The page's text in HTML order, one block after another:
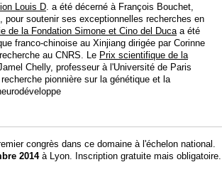
Louis D . a été décerné à François Bouchet,
pour soutenir ses exceptionnelles recherches en
de la Fondation Simone et Cino del Duca a été
franco-chinoise au Xinjiang dirigée par Corinne
au CNRS. Le Prix scientifique de la
Chelly, professeur à l'Université de Paris
pionnière sur la génétique et la
congrès dans ce domaine à l'échelon national.
2014à Lyon. Inscription gratuite mais obligatoire.